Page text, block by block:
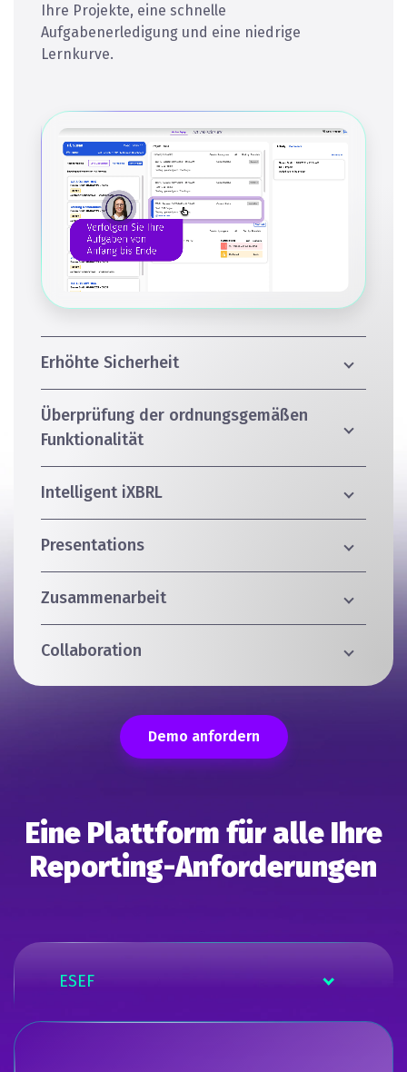
Ihre Projekte, eine schnelle
Aufgabenerledigung und eine niedrige
Lernkurve.
Erhöhte Sicherheit
Überprüfung der ordnungsgemäßen
Funktionalität
Intelligent iXBRL
Presentations
Zusammenarbeit
Collaboration
Demo anfordern
Eine Plattform für alle Ihre
Reporting-Anforderungen
ESEF